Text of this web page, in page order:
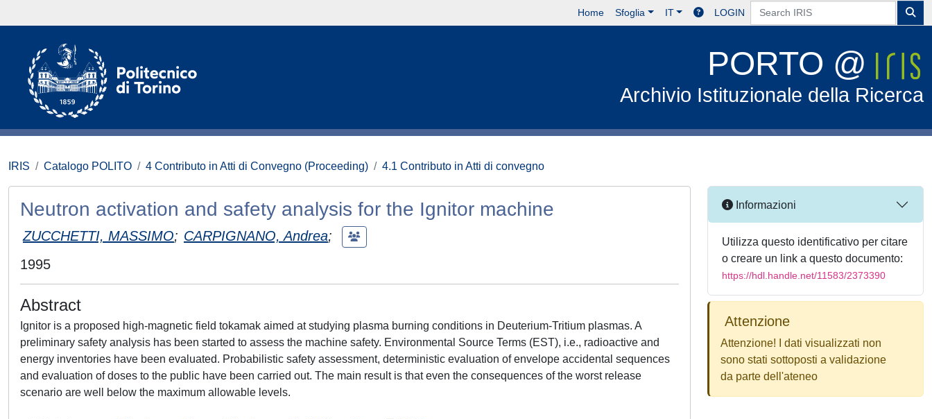
Home Sfoglia IT LOGIN
PORTO @
Archivio Istituzionale della Ricerca
IRIS Catalogo POLITO 4 Contributo in Atti di Convegno (Proceeding) 4.1 Contributo in Atti di convegno
Neutron activation and safety analysis for the Ignitor machine
ZUCCHETTI, MASSIMO; CARPIGNANO, Andrea;
1995
Abstract
Ignitor is a proposed high-magnetic field tokamak aimed at studying plasma burning conditions in Deuterium-Tritium plasmas. A
preliminary safety analysis has been started to assess the machine safety. Environmental Source Terms (EST), i.e., radioactive and
energy inventories have been evaluated. Probabilistic safety assessment, deterministic evaluation of envelope accidental sequences
and evaluation of doses to the public have been carried out. The main result is that even the consequences of the worst release
scenario are well below the maximum allowable levels.
Informazioni
Utilizza questo identificativo per citare
o creare un link a questo documento:
https://hdl.handle.net/11583/2373390
Attenzione
Attenzione! I dati visualizzati non
sono stati sottoposti a validazione
da parte dell'ateneo